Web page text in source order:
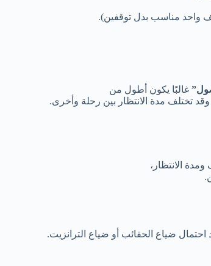
واحد مناسب بدل توقفين).
غالبًا يكون أطول من
تختلف مدة الانتظار بين رحلة وأخرى.
الانتظار،
احتمال ضياع الحقائب أو ضياع الترانزيت.